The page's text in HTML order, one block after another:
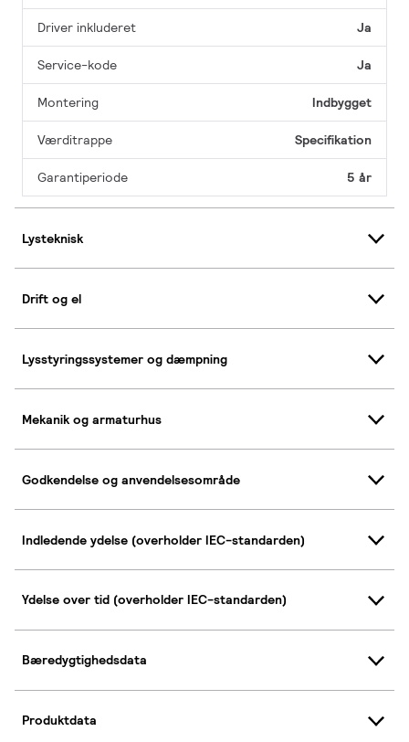
Driver inkluderet Ja
Service-kode Ja
Montering Indbygget
Værditrappe Specifikation
Garantiperiode 5 år
Lysteknisk
Drift og el
Lysstyringssystemer og dæmpning
Mekanik og armaturhus
Godkendelse og anvendelsesområde
Indledende ydelse (overholder IEC-standarden)
Ydelse over tid (overholder IEC-standarden)
Bæredygtighedsdata
Produktdata